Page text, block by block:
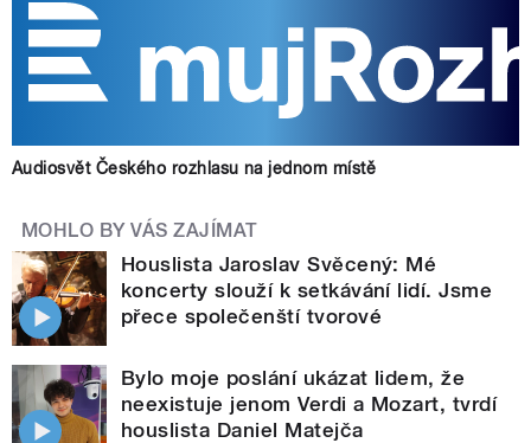
Audiosvět Českého rozhlasu na jednom místě
MOHLO BY VÁS ZAJÍMAT
Houslista Jaroslav Svěcený: Mé
koncerty slouží k setkávání lidí. Jsme
přece společenští tvorové
Bylo moje poslání ukázat lidem, že
neexistuje jenom Verdi a Mozart, tvrdí
houslista Daniel Matejča